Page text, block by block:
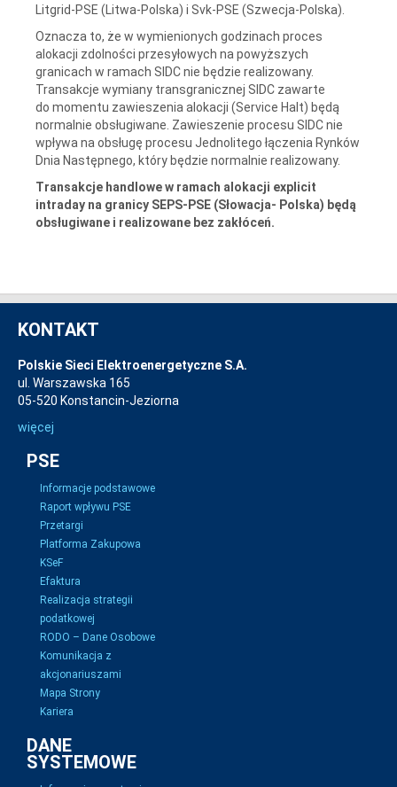
Litgrid-PSE (Litwa-Polska) i Svk-PSE (Szwecja-Polska).
Oznacza to, że w wymienionych godzinach proces
alokacji zdolności przesyłowych na powyższych
granicach w ramach SIDC nie będzie realizowany.
Transakcje wymiany transgranicznej SIDC zawarte
do momentu zawieszenia alokacji (Service Halt) będą
normalnie obsługiwane. Zawieszenie procesu SIDC nie
wpływa na obsługę procesu Jednolitego łączenia Rynków
Dnia Następnego, który będzie normalnie realizowany.
Transakcje handlowe w ramach alokacji explicit
intraday na granicy SEPS-PSE (Słowacja- Polska) będą
obsługiwane i realizowane bez zakłóceń.
KONTAKT
Polskie Sieci Elektroenergetyczne S.A.
ul. Warszawska 165
05-520 Konstancin-Jeziorna
więcej
PSE
Informacje podstawowe
Raport wpływu PSE
Przetargi
Platforma Zakupowa
KSeF
Efaktura
Realizacja strategii
podatkowej
RODO – Dane Osobowe
Komunikacja z
akcjonariuszami
Mapa Strony
Kariera
DANE
SYSTEMOWE